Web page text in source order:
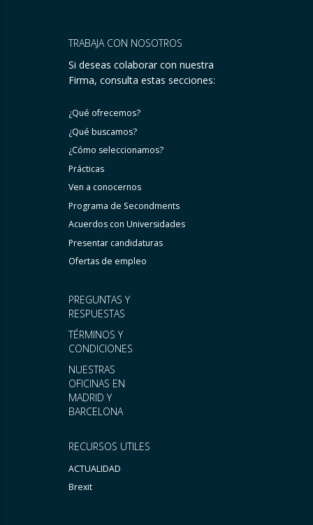
RECURSOS UTILES
ACTUALIDAD
Brexit
PREGUNTAS Y
RESPUESTAS
TÉRMINOS Y
CONDICIONES
NUESTRAS
OFICINAS EN
MADRID Y
BARCELONA
TRABAJA CON NOSOTROS
Si deseas colaborar con nuestra
Firma, consulta estas secciones:
¿Qué ofrecemos?
¿Qué buscamos?
¿Cómo seleccionamos?
Prácticas
Ven a conocernos
Programa de Secondments
Acuerdos con Universidades
Presentar candidaturas
Ofertas de empleo